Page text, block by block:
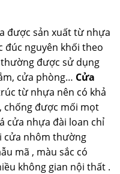
được sản xuất từ nhựa
đúc nguyên khối theo
được sử dụng
cửa phòng… Cửa
từ nhựa nên có khả
chống được mối mọt
cửa nhựa đài loan chỉ
cửa nhôm thường
mã , màu sắc có
không gian nội thất .